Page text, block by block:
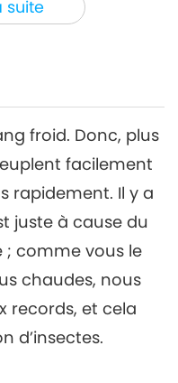
suite2023-10-16
froid. Donc, plus
facilement
rapidement. Il y a
juste à cause du
comme vous le
chaudes, nous
records, et cela
d’insectes.